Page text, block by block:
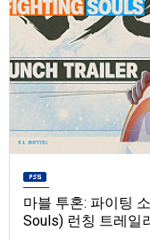
마블 투혼: 파이팅
Souls) 런칭 트레일